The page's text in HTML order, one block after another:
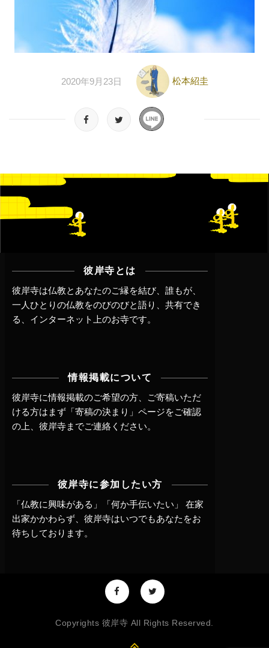
2020年9月23日 松本紹圭
彼岸寺とは
彼岸寺は仏教とあなたのご縁を結び、誰もが、
一人ひとりの仏教をのびのびと語り、共有でき
る、インターネット上のお寺です。
情報掲載について
彼岸寺に情報掲載のご希望の方、ご寄稿いただ
ける方はまず 「寄稿の決まり」ページをご確認
の上、 彼岸寺までご連絡 ください。
彼岸寺に参加したい方
「仏教に興味がある」「何か手伝いたい」 在家
出家かかわらず、 彼岸寺はいつでもあなたをお
待ちしております。
Copyrights 彼岸寺 All Rights Reserved.